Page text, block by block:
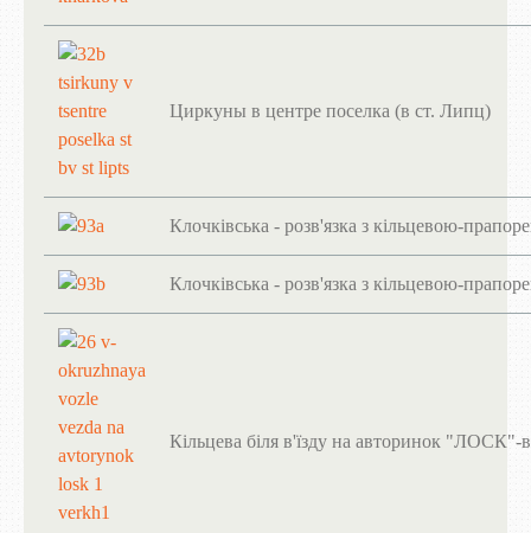
Циркуны в центре поселка (в ст. Липц)
Клочківська - розв'язка з кільцевою-
Клочківська - розв'язка з кільцевою-
Кільцева біля в'їзду на авторинок "ЛОСК"-